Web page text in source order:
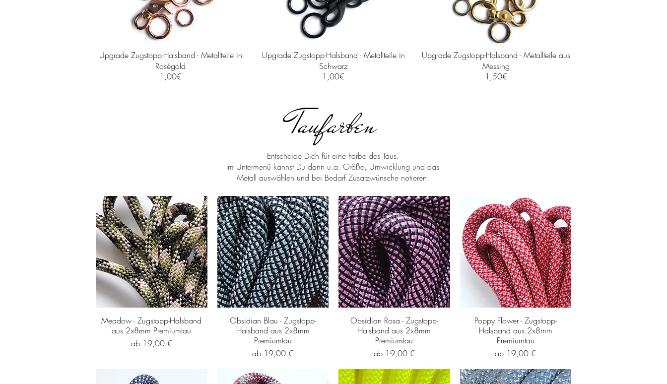
Upgrade Zugstopp-Halsband - Metallteile in
Roségold
1,00€
Upgrade Zugstopp-Halsband - Metallteile in
Schwarz
1,00€
Upgrade Zugstopp-Halsband - Metallteile aus
Messing
1,50€
Taufarben
Entscheide Dich für eine Farbe des Taus.
Im Untermenü kannst Du dann u.a. Größe, Umwicklung und das
Metall auswählen und bei Bedarf Zusatzwünsche notieren.
Meadow - Zugstopp-Halsband
aus 2x8mm Premiumtau
ab 19,00 €
Sale-Preis
Obsidian Blau - Zugstopp-
Halsband aus 2x8mm
Premiumtau
ab 19,00 €
Sale-Preis
Obsidian Rosa - Zugstopp-
Halsband aus 2x8mm
Premiumtau
ab 19,00 €
Sale-Preis
Poppy Flower - Zugstopp-
Halsband aus 2x8mm
Premiumtau
ab 19,00 €
Sale-Preis